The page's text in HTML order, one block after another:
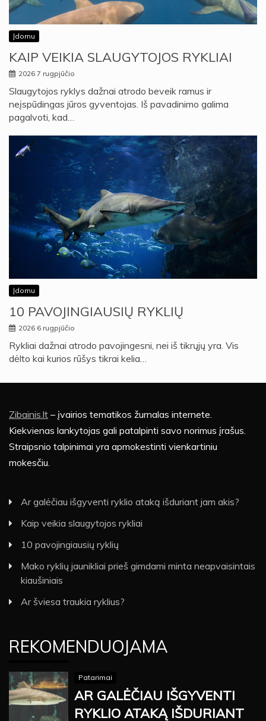
Įdomu
KAIP VEIKIA SLAUGYTOJOS RYKLIAI
2026 7 rugpjūčio
Slaugytojos ryklys dažnai atrodo beveik ramus ir
neįspūdingas jūros gyventojas. Iš pavadinimo galima
pagalvoti, kad…
Įdomu
10 PAVOJINGIAUSIŲ RYKLIŲ
2026 6 rugpjūčio
Rykliai dažnai atrodo pavojingesni, nei iš tikrųjų yra. Vis
dėlto kai kurios rūšys tikrai kelia…
Zibainis.lt – įvairios tematikos žurnalas internete.
Kiekvienas lankytojas gali patalpinti savo norimus įrašus.
Straipsnio talpinimai yra apmokestinti vienkartiniu
mokesčiu.
Ar galėčiau išgyventi ryklio ataką išduriant jam akis?
Kaip veikia slaugytojos rykliai
10 pavojingiausių ryklių
Mako ryklių jaunikliai prieš gimdami minta neapvaisintais
kiaušiniais
Ar šviesa traukia ryklius?
REKOMENDUOJAMA
Patarimai
AR GALĖČIAU IŠGYVENTI
RYKLIO ATAKĄ IŠDURIANT